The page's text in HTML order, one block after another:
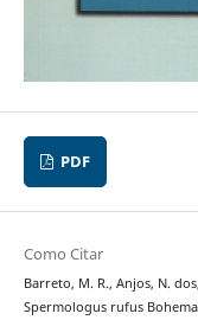
PDF
Como Citar
Barreto, M. R., Anjos, N.
Spermologus rufus